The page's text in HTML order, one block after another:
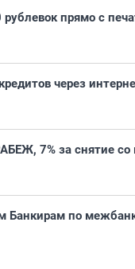
прямо с
через
7% за снятие со
Банкирам по